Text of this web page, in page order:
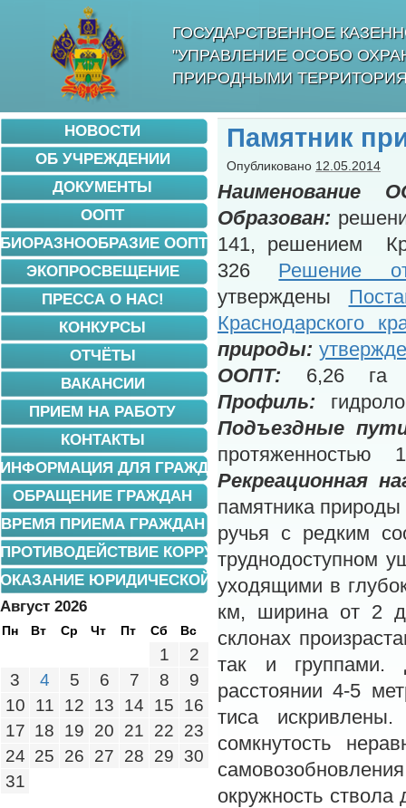
ГОСУДАРСТВЕННОЕ
"УПРАВЛЕНИЕ ОСОБО
ПРИРОДНЫМИ
Памятник
Опубликовано 12.05.2014
Наименование
Образован:
141, решением
326 Решение
утверждены
Краснодарского
природы:
ООПТ: 6,26
Профиль:
Подъездные
Рекреационная
памятника
ручья с редким
труднодоступном
уходящими в
км, ширина от 2
склонах
так и группами.
расстоянии 4-5
тиса
сомкнутость
окружность
НОВОСТИ
ОБ УЧРЕЖДЕНИИ
ДОКУМЕНТЫ
ООПТ
БИОРАЗНООБРАЗИЕ ООПТ
ЭКОПРОСВЕЩЕНИЕ
ПРЕССА О НАС!
КОНКУРСЫ
ОТЧЁТЫ
ВАКАНСИИ
ПРИЕМ НА РАБОТУ
КОНТАКТЫ
ИНФОРМАЦИЯ ДЛЯ ГРАЖДАН
ОБРАЩЕНИЕ ГРАЖДАН
ВРЕМЯ ПРИЕМА ГРАЖДАН
ПРОТИВОДЕЙСТВИЕ КОРРУПЦИИ
ОКАЗАНИЕ ЮРИДИЧЕСКОЙ ПОМОЩИ
Август 2026
Пн Вт Ср Чт Пт Сб Вс
1
2
3
4 5 6 7 8
9
10
11 12 13 14 15
16
17 18 19 20 21 22
23
24 25 26 27 28 29
30
31